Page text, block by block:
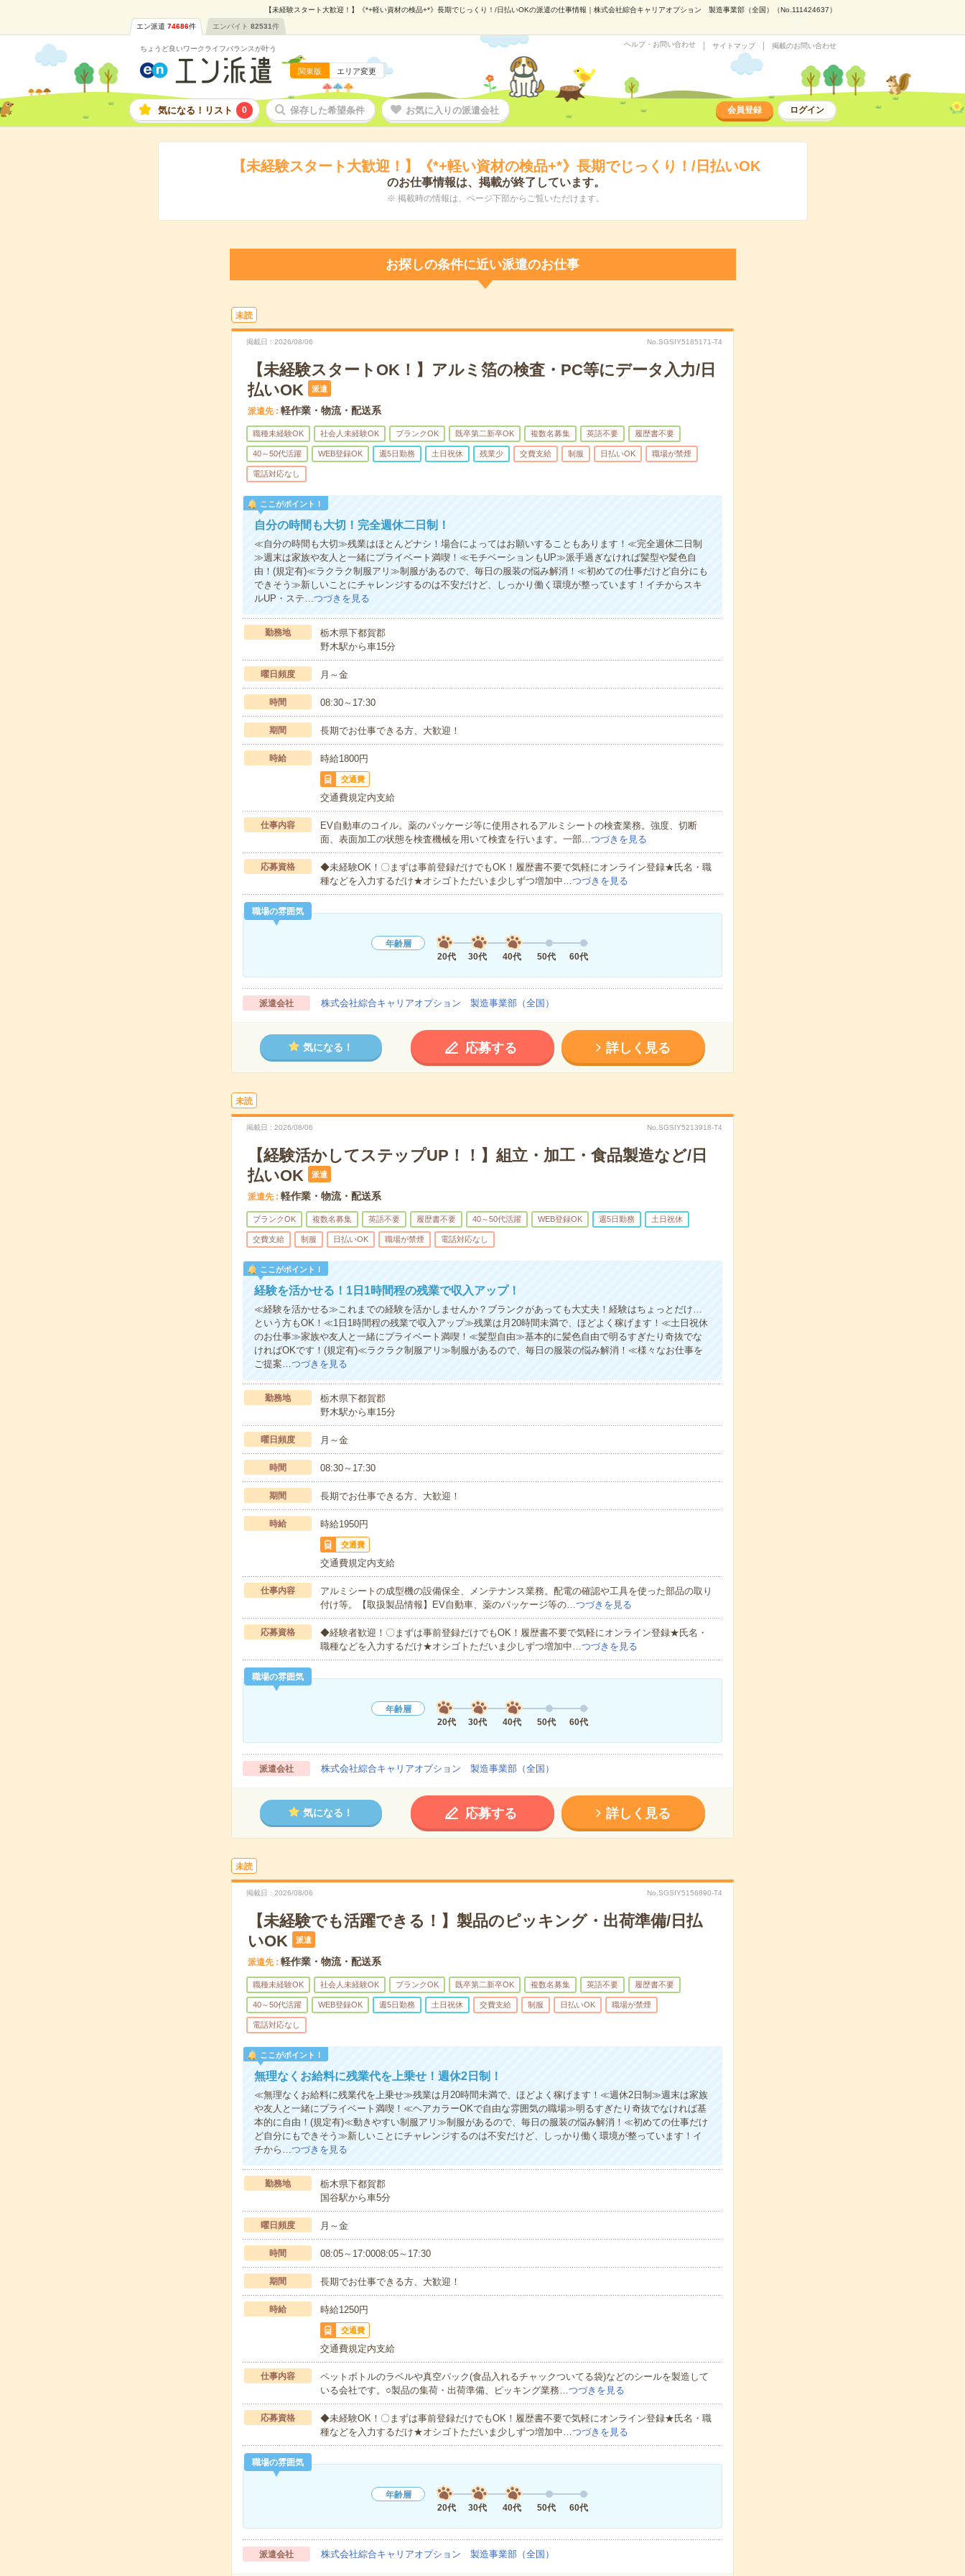
【未経験スタート大歓迎！】《*+軽い資材の検品+*》長期でじっくり！/日払いOKの派遣の仕事情報｜株式会社綜合キャリアオプション 製造事業部（全国）（No.111424637）
エン派遣 74686件 エンバイト 82531件
ちょうど良いワークライフバランスが叶う
関東版 エリア変更
ヘルプ・お問い合わせ サイトマップ 掲載のお問い合わせ
気になる！リスト 0 保存した希望条件 お気に入りの派遣会社 会員登録 ログイン
【未経験スタート大歓迎！】《*+軽い資材の検品+*》長期でじっくり！/日払いOK
のお仕事情報は、掲載が終了しています。
※ 掲載時の情報は、ページ下部からご覧いただけます。
お探しの条件に近い派遣のお仕事
未読
掲載日 2026/08/06 No.SGSIY5185171-T4
【未経験スタートOK！】アルミ箔の検査・PC等にデータ入力/日
払いOK
派遣
派遣先 軽作業・物流・配送系
職種未経験OK 社会人未経験OK ブランクOK 既卒第二新卒OK 複数名募集 英語不要 履歴書不要
40～50代活躍 WEB登録OK 週5日勤務 土日祝休 残業少 交費支給 制服 日払いOK 職場が禁煙
電話対応なし
ここがポイント！
自分の時間も大切！完全週休二日制！
≪自分の時間も大切≫残業はほとんどナシ！場合によってはお願いすることもあります！≪完全週休二日制
≫週末は家族や友人と一緒にプライベート満喫！≪モチベーションもUP≫派手過ぎなければ髪型や髪色自
由！(規定有)≪ラクラク制服アリ≫制服があるので、毎日の服装の悩み解消！≪初めての仕事だけど自分にも
できそう≫新しいことにチャレンジするのは不安だけど、しっかり働く環境が整っています！イチからスキ
ルUP・ステ…つづきを見る
勤務地
栃木県下都賀郡
野木駅から車15分
曜日頻度 月～金
時間 08:30～17:30
期間 長期でお仕事できる方、大歓迎！
時給 時給1800円
交通費
交通費規定内支給
仕事内容
EV自動車のコイル。薬のパッケージ等に使用されるアルミシートの検査業務。強度、切断
面、表面加工の状態を検査機械を用いて検査を行います。一部…つづきを見る
応募資格
◆未経験OK！〇まずは事前登録だけでもOK！履歴書不要で気軽にオンライン登録★氏名・職
種などを入力するだけ★オシゴトただいま少しずつ増加中…つづきを見る
職場の雰囲気
年齢層
20代
30代 40代 50代 60代
派遣会社 株式会社綜合キャリアオプション 製造事業部（全国）
気になる！ 応募する 詳しく見る
未読
掲載日 2026/08/06 No.SGSIY5213918-T4
【経験活かしてステップUP！！】組立・加工・食品製造など/日
払いOK
派遣
派遣先 軽作業・物流・配送系
ブランクOK 複数名募集 英語不要 履歴書不要 40～50代活躍 WEB登録OK 週5日勤務 土日祝休
交費支給 制服 日払いOK 職場が禁煙 電話対応なし
ここがポイント！
経験を活かせる！1日1時間程の残業で収入アップ！
≪経験を活かせる≫これまでの経験を活かしませんか？ブランクがあっても大丈夫！経験はちょっとだけ…
という方もOK！≪1日1時間程の残業で収入アップ≫残業は月20時間未満で、ほどよく稼げます！≪土日祝休
のお仕事≫家族や友人と一緒にプライベート満喫！≪髪型自由≫基本的に髪色自由で明るすぎたり奇抜でな
ければOKです！(規定有)≪ラクラク制服アリ≫制服があるので、毎日の服装の悩み解消！≪様々なお仕事を
ご提案…つづきを見る
勤務地
栃木県下都賀郡
野木駅から車15分
曜日頻度 月～金
時間 08:30～17:30
期間 長期でお仕事できる方、大歓迎！
時給 時給1950円
交通費
交通費規定内支給
仕事内容
アルミシートの成型機の設備保全、メンテナンス業務。配電の確認や工具を使った部品の取り
付け等。【取扱製品情報】EV自動車、薬のパッケージ等の…つづきを見る
応募資格
◆経験者歓迎！〇まずは事前登録だけでもOK！履歴書不要で気軽にオンライン登録★氏名・
職種などを入力するだけ★オシゴトただいま少しずつ増加中…つづきを見る
職場の雰囲気
年齢層
20代
30代 40代 50代 60代
派遣会社 株式会社綜合キャリアオプション 製造事業部（全国）
気になる！ 応募する 詳しく見る
未読
掲載日 2026/08/06 No.SGSIY5156890-T4
【未経験でも活躍できる！】製品のピッキング・出荷準備/日払
いOK
派遣
派遣先 軽作業・物流・配送系
職種未経験OK 社会人未経験OK ブランクOK 既卒第二新卒OK 複数名募集 英語不要 履歴書不要
40～50代活躍 WEB登録OK 週5日勤務 土日祝休 交費支給 制服 日払いOK 職場が禁煙
電話対応なし
ここがポイント！
無理なくお給料に残業代を上乗せ！週休2日制！
≪無理なくお給料に残業代を上乗せ≫残業は月20時間未満で、ほどよく稼げます！≪週休2日制≫週末は家族
や友人と一緒にプライベート満喫！≪ヘアカラーOKで自由な雰囲気の職場≫明るすぎたり奇抜でなければ基
本的に自由！(規定有)≪動きやすい制服アリ≫制服があるので、毎日の服装の悩み解消！≪初めての仕事だけ
ど自分にもできそう≫新しいことにチャレンジするのは不安だけど、しっかり働く環境が整っています！イ
チから…つづきを見る
勤務地
栃木県下都賀郡
国谷駅から車5分
曜日頻度 月～金
時間 08:05～17:0008:05～17:30
期間 長期でお仕事できる方、大歓迎！
時給 時給1250円
交通費
交通費規定内支給
仕事内容
ペットボトルのラベルや真空パック(食品入れるチャックついてる袋)などのシールを製造して
いる会社です。○製品の集荷・出荷準備、ピッキング業務…つづきを見る
応募資格
◆未経験OK！〇まずは事前登録だけでもOK！履歴書不要で気軽にオンライン登録★氏名・職
種などを入力するだけ★オシゴトただいま少しずつ増加中…つづきを見る
職場の雰囲気
年齢層
20代
30代 40代 50代 60代
派遣会社 株式会社綜合キャリアオプション 製造事業部（全国）